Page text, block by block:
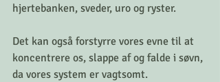
hjertebanken, sveder, uro og ryster.
Det kan også forstyrre vores evne til at
koncentrere os, slappe af og falde i søvn,
da vores system er vagtsomt.